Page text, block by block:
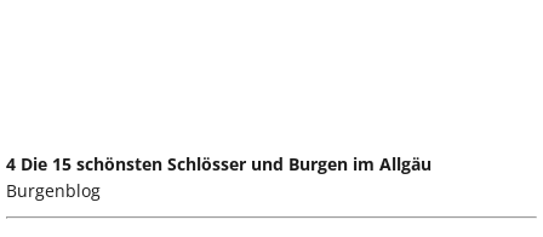
4 Die 15 schönsten Schlösser und Burgen im Allgäu
Burgenblog